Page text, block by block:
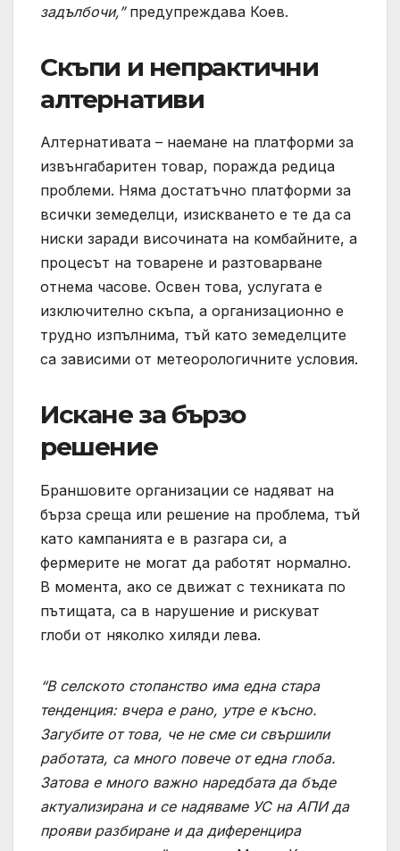
задълбочи,”предупреждава Коев.
Скъпи и непрактични
алтернативи
Алтернативата – наемане на платформи за
извънгабаритен товар, поражда редица
проблеми. Няма достатъчно платформи за
всички земеделци, изискването е те да са
ниски заради височината на комбайните, а
процесът на товарене и разтоварване
отнема часове. Освен това, услугата е
изключително скъпа, а организационно е
трудно изпълнима, тъй като земеделците
са зависими от метеорологичните условия.
Искане за бързо
решение
Браншовите организации се надяват на
бърза среща или решение на проблема, тъй
като кампанията е в разгара си, а
фермерите не могат да работят нормално.
В момента, ако се движат с техниката по
пътищата, са в нарушение и рискуват
глоби от няколко хиляди лева.
“В селското стопанство има една стара
тенденция: вчера е рано, утре е късно.
Загубите от това, че не сме си свършили
работата, са много повече от една глоба.
Затова е много важно наредбата да бъде
актуализирана и се надяваме УС на АПИ да
прояви разбиране и да диференцира